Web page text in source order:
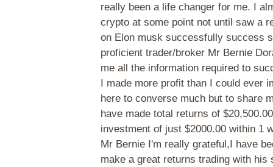
really been a life changer for me. I
crypto at some point not until saw a
on Elon musk successfully success
proficient trader/broker Mr Bernie
me all the information required to
I made more profit than I could ever
here to converse much but to share
have made total returns of
investment of just $2000.00 within 1
Mr Bernie I'm really grateful,I have
make a great returns trading with his